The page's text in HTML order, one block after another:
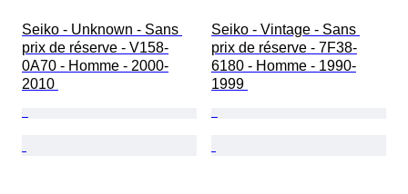
Seiko - Unknown - Sans
prix de réserve - V158-
0A70 - Homme - 2000-
2010
Seiko - Vintage - Sans
prix de réserve - 7F38-
6180 - Homme - 1990-
1999